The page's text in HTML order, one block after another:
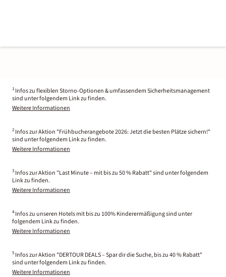
1 Infos zu flexiblen Storno-Optionen & umfassendem Sicherheitsmanagement
sind unter folgendem Link zu finden.
Weitere Informationen
2 Infos zur Aktion "Frühbucherangebote 2026: Jetzt die besten Plätze sichern!"
sind unter folgendem Link zu finden.
Weitere Informationen
3 Infos zur Aktion "Last Minute – mit bis zu 50 % Rabatt" sind unter folgendem
Link zu finden.
Weitere Informationen
4 Infos zu unseren Hotels mit bis zu 100% Kinderermäßigung sind unter
folgendem Link zu finden.
Weitere Informationen
5 Infos zur Aktion "DERTOUR DEALS – Spar dir die Suche, bis zu 40 % Rabatt"
sind unter folgendem Link zu finden.
Weitere Informationen